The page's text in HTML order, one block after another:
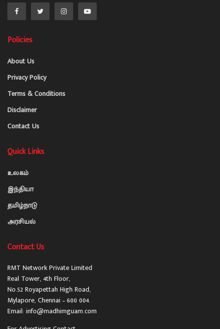
Policies
About Us
Privacy Policy
Terms & Conditions
Disclaimer
Contact Us
Quick Links
உலகம்
இந்தியா
தமிழ்நாடு
அரசியல்
Contact Us
RMT Network Private Limited
Real Tower, 4th Floor,
No.52 Royapettah High Road,
Mylapore, Chennai – 600 004.
Email: info@madhimguam.com